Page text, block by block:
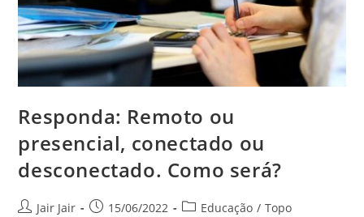
Responda: Remoto ou
presencial, conectado ou
desconectado. Como será?
Jair Jair 15/06/2022 Educação / Topo